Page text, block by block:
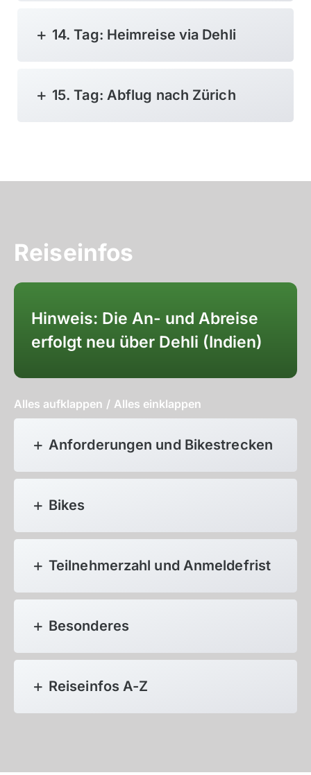
14. Tag: Heimreise via Dehli
15. Tag: Abflug nach Zürich
Reiseinfos
Hinweis: Die An- und Abreise
erfolgt neu über Dehli (Indien)
Alles aufklappen / Alles einklappen
Anforderungen und Bikestrecken
Bikes
Teilnehmerzahl und Anmeldefrist
Besonderes
Reiseinfos A-Z
Balkan
Baltikum (Estland, Lettland, Litauen)
Bikestationen
Finnland
Frankreich
Griechenland
Norwegen